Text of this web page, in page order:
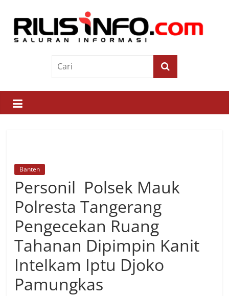
contentRilis
Saluran
Informasi
Banten
Personil Polsek Mauk
Polresta Tangerang
Pengecekan Ruang
Tahanan Dipimpin Kanit
Intelkam Iptu Djoko
Pamungkas